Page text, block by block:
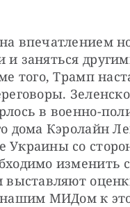
впечатлением
и заняться
того, Трамп
в военно-
дома Кэролайн
Украины со
изменить
выставляют
МИДом к